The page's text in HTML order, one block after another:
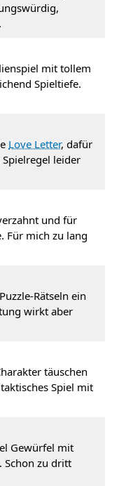
mit tollem
Spieltiefe.
Love Letter, dafür
leider
und für
Für mich zu lang
Rätseln ein
wirkt aber
täuschen
Spiel mit
Gewürfel mit
Schon zu dritt